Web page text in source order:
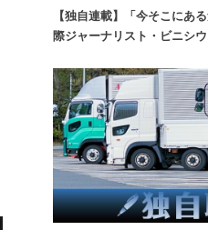
【独自連載】「今そこにあ
際ジャーナリスト・ビニシ